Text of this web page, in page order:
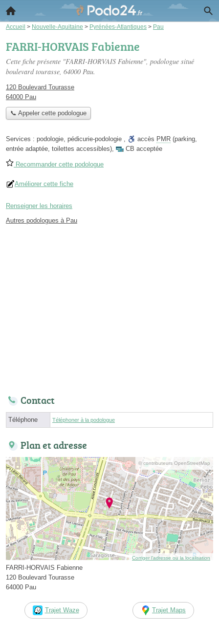
Accueil > Nouvelle-Aquitaine > Pyrénées-Atlantiques > Pau
FARRI-HORVAIS Fabienne
Cette fiche présente "FARRI-HORVAIS Fabienne", podologue situé
boulevard tourasse, 64000 Pau.
120 Boulevard Tourasse
64000 Pau
📞 Appeler cette podologue
Services : podologie, pédicurie-podologie , accès PMR (parking,
entrée adaptée, toilettes accessibles), CB acceptée
Recommander cette podologue
Améliorer cette fiche
Renseigner les horaires
Autres podologues à Pau
Contact
Téléphone Téléphoner à la podologue
Plan et adresse
© contributeurs OpenStreetMap
Corriger l’adresse ou la localisation
FARRI-HORVAIS Fabienne
120 Boulevard Tourasse
64000 Pau
Trajet Waze Trajet Maps